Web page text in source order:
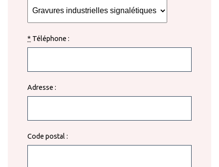
* Téléphone :
Adresse :
Code postal :